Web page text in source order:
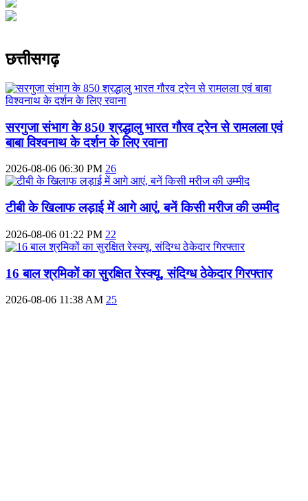
छत्तीसगढ़
सरगुजा संभाग के 850 श्रद्धालु भारत गौरव ट्रेन से रामलला एवं
बाबा विश्वनाथ के दर्शन के लिए रवाना
2026-08-06 06:30 PM 26
टीबी के खिलाफ लड़ाई में आगे आएं, बनें किसी मरीज की उम्मीद
2026-08-06 01:22 PM 22
16 बाल श्रमिकों का सुरक्षित रेस्क्यू, संदिग्ध ठेकेदार गिरफ्तार
2026-08-06 11:38 AM 25